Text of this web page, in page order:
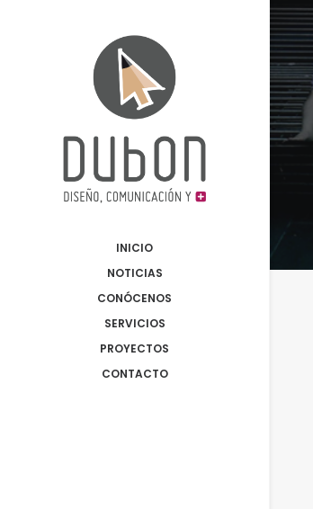
INICIO
NOTICIAS
CONÓCENOS
SERVICIOS
PROYECTOS
CONTACTO